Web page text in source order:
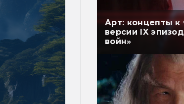
Арт: концепты к
версии IX
войн»